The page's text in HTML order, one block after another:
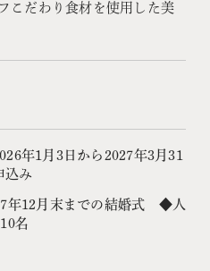
こだわり食材を使用した美
年1月3日から2027年3月31
込み
年12月末までの結婚式 ◆人
名